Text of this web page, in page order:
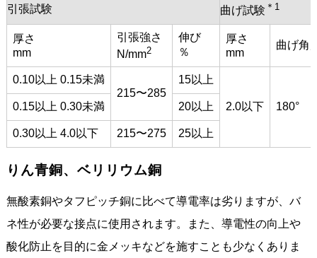
引張試験 曲げ試験 ＊1
厚さ
mm
引張強さ
N/mm2
伸び
％
厚さ
mm
曲げ角
0.10以上 0.15未満
215〜285
15以上
2.0以下 180°
0.15以上 0.30未満 20以上
0.30以上 4.0以下 215〜275 25以上
りん青銅、ベリリウム銅
無酸素銅やタフピッチ銅に比べて導電率は劣りますが、バ
ネ性が必要な接点に使用されます。また、導電性の向上や
酸化防止を目的に金メッキなどを施すことも少なくありま